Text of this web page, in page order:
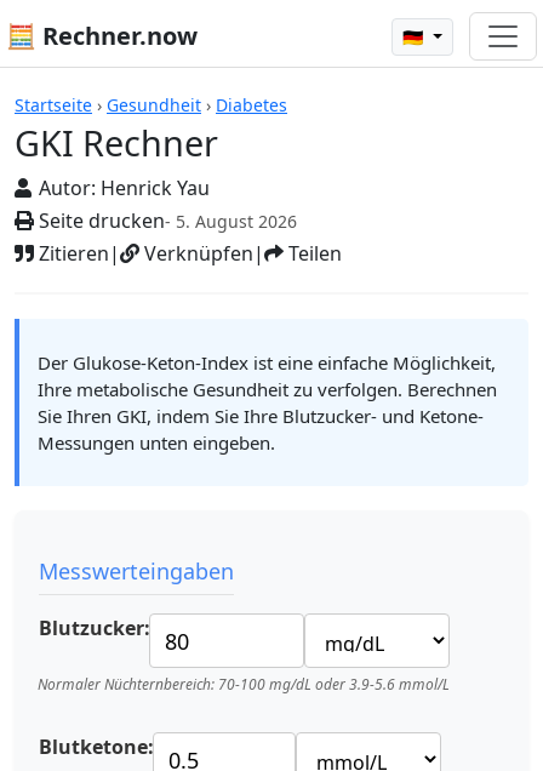
🧮 Rechner.now 🇩🇪
Startseite › Gesundheit › Diabetes
GKI Rechner
Autor: Henrick Yau
Seite drucken- 5. August 2026
Zitieren| Verknüpfen| Teilen
Rechner
Der Glukose-Keton-Index ist eine einfache Möglichkeit,
Ihre metabolische Gesundheit zu verfolgen. Berechnen
Sie Ihren GKI, indem Sie Ihre Blutzucker- und Ketone-
Messungen unten eingeben.
Messwerteingaben
Blutzucker:
Normaler Nüchternbereich: 70-100 mg/dL oder 3.9-5.6 mmol/L
Blutketone: